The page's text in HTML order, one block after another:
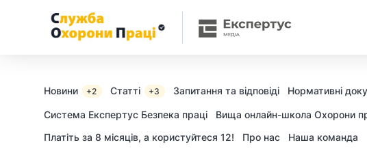
Новини +2 Статті +3 Запитання та відповіді Нормативні
Cистема Експертус Безпека праці Вища онлайн-школа Охорони
Платіть за 8 місяців, а користуйтеся 12!
Про нас Наша команда